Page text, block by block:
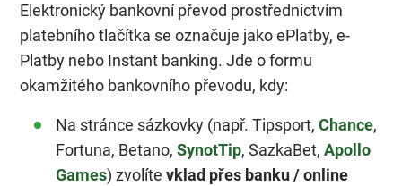
Elektronický bankovní převod prostřednictvím
platebního tlačítka se označuje jako ePlatby, e-
Platby nebo Instant banking. Jde o formu
okamžitého bankovního převodu, kdy:
Na stránce sázkovky (např. Tipsport, Chance,
Fortuna, Betano, SynotTip, SazkaBet, Apollo
Games) zvolíte vklad přes banku / online